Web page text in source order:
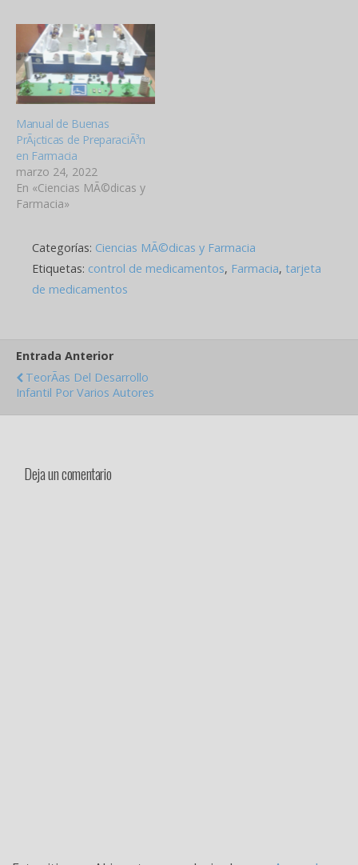
Manual de Buenas
PrÃ¡cticas de PreparaciÃ³n
en Farmacia
marzo 24, 2022
En «Ciencias MÃ©dicas y
Farmacia»
Categorías: Ciencias MÃ©dicas y Farmacia
Etiquetas: control de medicamentos, Farmacia, tarjeta
de medicamentos
Entrada Anterior
TeorÃ­as Del Desarrollo
Infantil Por Varios Autores
Deja un comentario